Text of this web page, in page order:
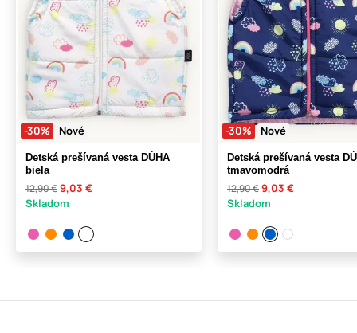
-30% Nové
Detská prešívaná vesta DÚHA
biela
12,90 €9,03 €
Skladom
-30% Nové
Detská prešívaná vesta
tmavomodrá
12,90 €9,03 €
Skladom